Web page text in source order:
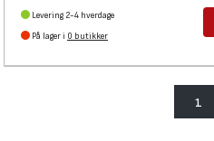
Levering 2-4 hverdage
På lager i 0 butikker
1